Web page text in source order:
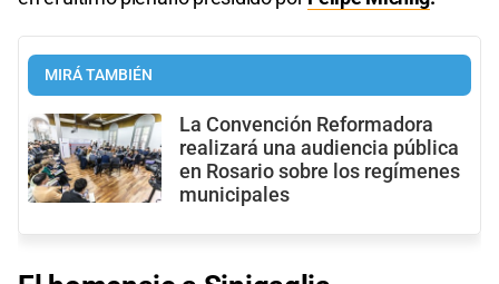
MIRÁ TAMBIÉN
La Convención Reformadora
realizará una audiencia pública
en Rosario sobre los regímenes
municipales